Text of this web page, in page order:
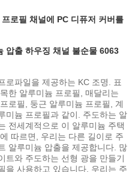
로필 채널에 PC 디퓨저 커버를
압출 하우징 채널 불순물 6063
로파일을 제공하는 KC 조명. 표
한 알루미늄 프로필, 매달리는
로필, 둥근 알루미늄 프로필, 계
미늄 프로필과 같이. 주도하는 알
전세계적으로 이 알루미늄 주택
따르면, 우리는 다른 길이로 주
알루미늄 압출을 제공합니다. 많
트와 주도하는 선형 광을 만들기
을 사용하고 있습니다. 우리는 주